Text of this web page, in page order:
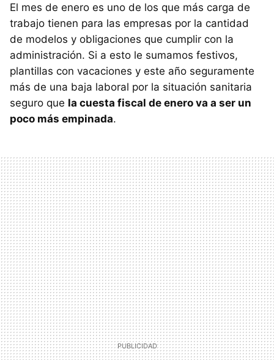
El mes de enero es uno de los que más carga de
trabajo tienen para las empresas por la cantidad
de modelos y obligaciones que cumplir con la
administración. Si a esto le sumamos festivos,
plantillas con vacaciones y este año seguramente
más de una baja laboral por la situación sanitaria
seguro que la cuesta fiscal de enero va a ser un
poco más empinada.